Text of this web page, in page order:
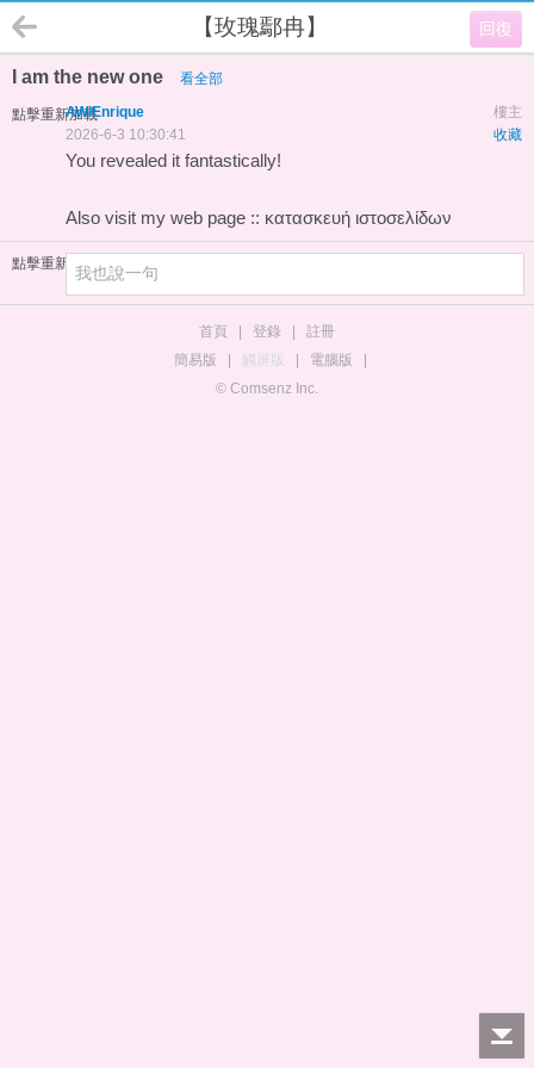
回復
【玫瑰鄢冉】
I am the new one 看全部
點擊重新加載 樓主
AWIEnrique
收藏
2026-6-3 10:30:41
You revealed it fantastically!
Also visit my web page :: κατασκευή ιστοσελίδων
點擊重新加載
首頁 登錄
註冊
簡易版
觸屏版 電腦版
© Comsenz Inc.